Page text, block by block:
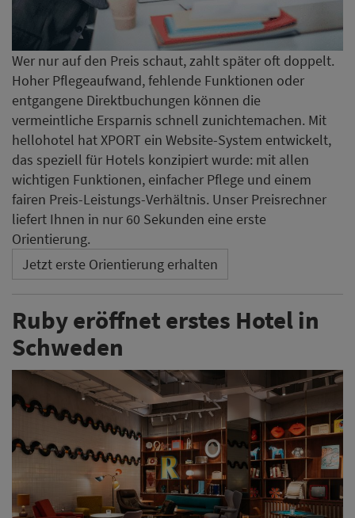
Wer nur auf den Preis schaut, zahlt später oft doppelt.
Hoher Pflegeaufwand, fehlende Funktionen oder
entgangene Direktbuchungen können die
vermeintliche Ersparnis schnell zunichtemachen. Mit
hellohotel hat XPORT ein Website-System entwickelt,
das speziell für Hotels konzipiert wurde: mit allen
wichtigen Funktionen, einfacher Pflege und einem
fairen Preis-Leistungs-Verhältnis. Unser Preisrechner
liefert Ihnen in nur 60 Sekunden eine erste
Orientierung.
Jetzt erste Orientierung erhalten
Ruby eröffnet erstes Hotel in
Schweden